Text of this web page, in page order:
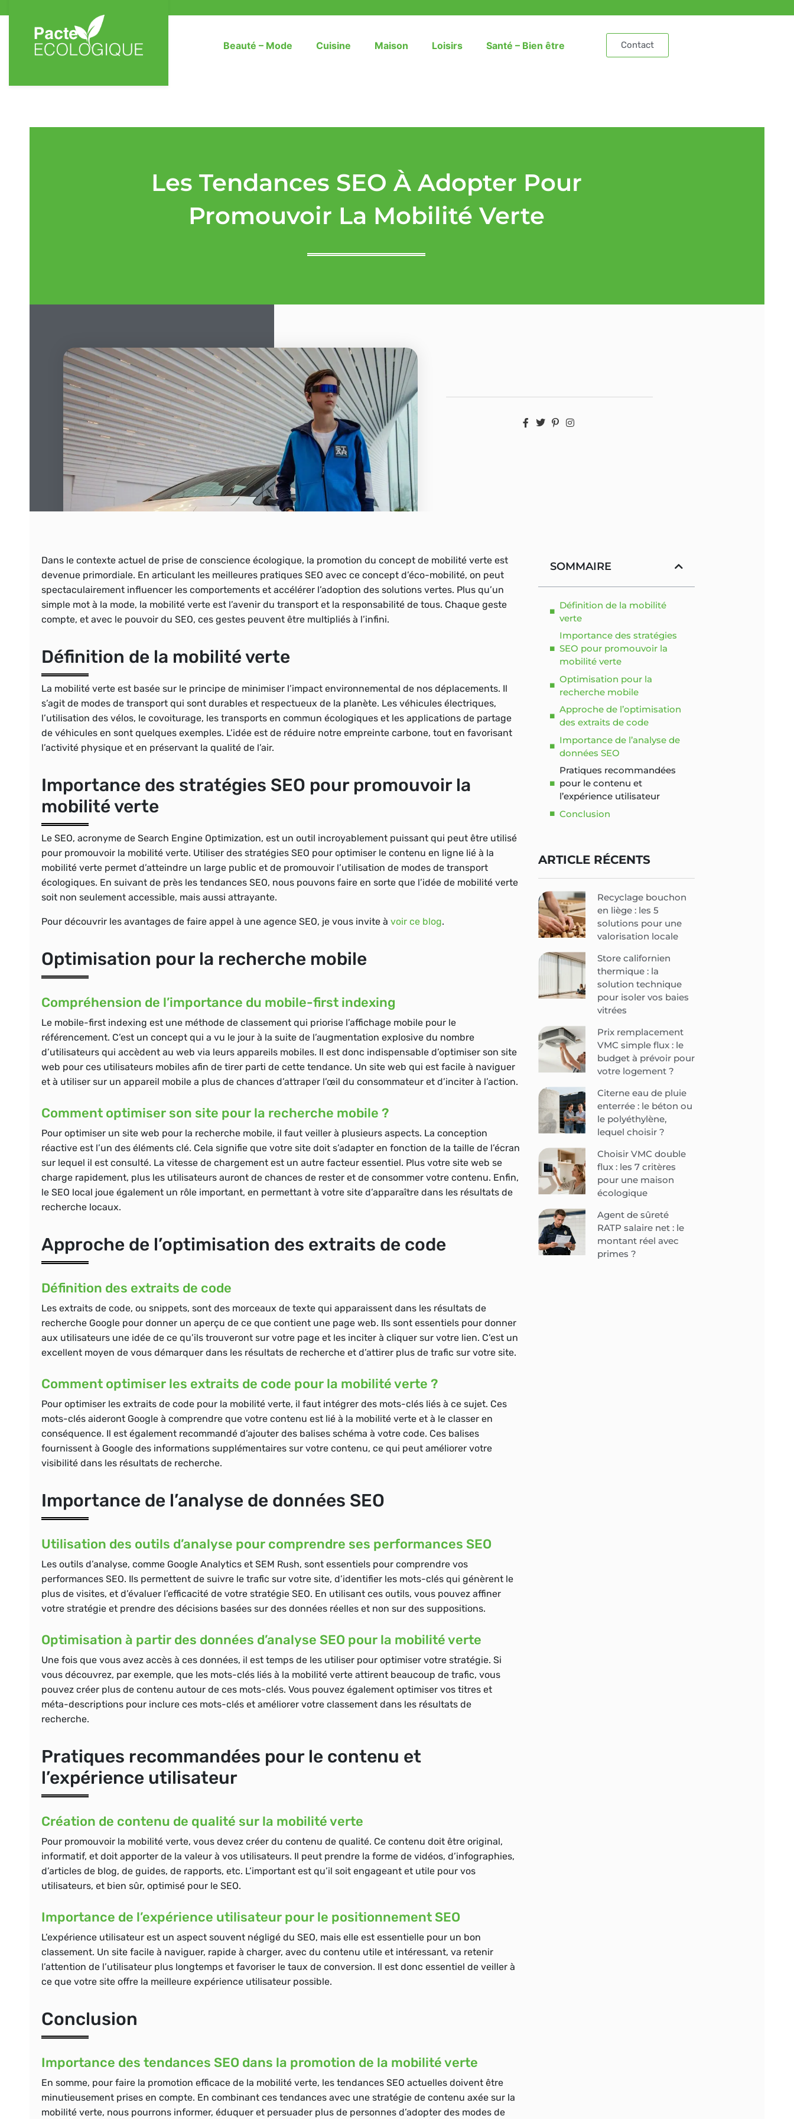
Beauté – Mode Cuisine Maison Loisirs Santé – Bien être Contact
Les Tendances SEO À Adopter Pour
Promouvoir La Mobilité Verte
Dans le contexte actuel de prise de conscience écologique, la promotion du concept de mobilité verte est
devenue primordiale. En articulant les meilleures pratiques SEO avec ce concept d’éco-mobilité, on peut
spectaculairement influencer les comportements et accélérer l’adoption des solutions vertes. Plus qu’un
simple mot à la mode, la mobilité verte est l’avenir du transport et la responsabilité de tous. Chaque geste
compte, et avec le pouvoir du SEO, ces gestes peuvent être multipliés à l’infini.
Définition de la mobilité verte
La mobilité verte est basée sur le principe de minimiser l’impact environnemental de nos déplacements. Il
s’agit de modes de transport qui sont durables et respectueux de la planète. Les véhicules électriques,
l’utilisation des vélos, le covoiturage, les transports en commun écologiques et les applications de partage
de véhicules en sont quelques exemples. L’idée est de réduire notre empreinte carbone, tout en favorisant
l’activité physique et en préservant la qualité de l’air.
Importance des stratégies SEO pour promouvoir la
mobilité verte
Le SEO, acronyme de Search Engine Optimization, est un outil incroyablement puissant qui peut être utilisé
pour promouvoir la mobilité verte. Utiliser des stratégies SEO pour optimiser le contenu en ligne lié à la
mobilité verte permet d’atteindre un large public et de promouvoir l’utilisation de modes de transport
écologiques. En suivant de près les tendances SEO, nous pouvons faire en sorte que l’idée de mobilité verte
soit non seulement accessible, mais aussi attrayante.
Pour découvrir les avantages de faire appel à une agence SEO, je vous invite à voir ce blog.
Optimisation pour la recherche mobile
Compréhension de l’importance du mobile-first indexing
Le mobile-first indexing est une méthode de classement qui priorise l’affichage mobile pour le
référencement. C’est un concept qui a vu le jour à la suite de l’augmentation explosive du nombre
d’utilisateurs qui accèdent au web via leurs appareils mobiles. Il est donc indispensable d’optimiser son site
web pour ces utilisateurs mobiles afin de tirer parti de cette tendance. Un site web qui est facile à naviguer
et à utiliser sur un appareil mobile a plus de chances d’attraper l’œil du consommateur et d’inciter à l’action.
Comment optimiser son site pour la recherche mobile ?
Pour optimiser un site web pour la recherche mobile, il faut veiller à plusieurs aspects. La conception
réactive est l’un des éléments clé. Cela signifie que votre site doit s’adapter en fonction de la taille de l’écran
sur lequel il est consulté. La vitesse de chargement est un autre facteur essentiel. Plus votre site web se
charge rapidement, plus les utilisateurs auront de chances de rester et de consommer votre contenu. Enfin,
le SEO local joue également un rôle important, en permettant à votre site d’apparaître dans les résultats de
recherche locaux.
Approche de l’optimisation des extraits de code
Définition des extraits de code
Les extraits de code, ou snippets, sont des morceaux de texte qui apparaissent dans les résultats de
recherche Google pour donner un aperçu de ce que contient une page web. Ils sont essentiels pour donner
aux utilisateurs une idée de ce qu’ils trouveront sur votre page et les inciter à cliquer sur votre lien. C’est un
excellent moyen de vous démarquer dans les résultats de recherche et d’attirer plus de trafic sur votre site.
Comment optimiser les extraits de code pour la mobilité verte ?
Pour optimiser les extraits de code pour la mobilité verte, il faut intégrer des mots-clés liés à ce sujet. Ces
mots-clés aideront Google à comprendre que votre contenu est lié à la mobilité verte et à le classer en
conséquence. Il est également recommandé d’ajouter des balises schéma à votre code. Ces balises
fournissent à Google des informations supplémentaires sur votre contenu, ce qui peut améliorer votre
visibilité dans les résultats de recherche.
Importance de l’analyse de données SEO
Utilisation des outils d’analyse pour comprendre ses performances SEO
Les outils d’analyse, comme Google Analytics et SEM Rush, sont essentiels pour comprendre vos
performances SEO. Ils permettent de suivre le trafic sur votre site, d’identifier les mots-clés qui génèrent le
plus de visites, et d’évaluer l’efficacité de votre stratégie SEO. En utilisant ces outils, vous pouvez affiner
votre stratégie et prendre des décisions basées sur des données réelles et non sur des suppositions.
Optimisation à partir des données d’analyse SEO pour la mobilité verte
Une fois que vous avez accès à ces données, il est temps de les utiliser pour optimiser votre stratégie. Si
vous découvrez, par exemple, que les mots-clés liés à la mobilité verte attirent beaucoup de trafic, vous
pouvez créer plus de contenu autour de ces mots-clés. Vous pouvez également optimiser vos titres et
méta-descriptions pour inclure ces mots-clés et améliorer votre classement dans les résultats de
recherche.
Pratiques recommandées pour le contenu et
l’expérience utilisateur
Création de contenu de qualité sur la mobilité verte
Pour promouvoir la mobilité verte, vous devez créer du contenu de qualité. Ce contenu doit être original,
informatif, et doit apporter de la valeur à vos utilisateurs. Il peut prendre la forme de vidéos, d’infographies,
d’articles de blog, de guides, de rapports, etc. L’important est qu’il soit engageant et utile pour vos
utilisateurs, et bien sûr, optimisé pour le SEO.
Importance de l’expérience utilisateur pour le positionnement SEO
L’expérience utilisateur est un aspect souvent négligé du SEO, mais elle est essentielle pour un bon
classement. Un site facile à naviguer, rapide à charger, avec du contenu utile et intéressant, va retenir
l’attention de l’utilisateur plus longtemps et favoriser le taux de conversion. Il est donc essentiel de veiller à
ce que votre site offre la meilleure expérience utilisateur possible.
Conclusion
Importance des tendances SEO dans la promotion de la mobilité verte
En somme, pour faire la promotion efficace de la mobilité verte, les tendances SEO actuelles doivent être
minutieusement prises en compte. En combinant ces tendances avec une stratégie de contenu axée sur la
mobilité verte, nous pourrons informer, éduquer et persuader plus de personnes d’adopter des modes de
SOMMAIRE
Définition de la mobilité
verte
Importance des stratégies
SEO pour promouvoir la
mobilité verte
Optimisation pour la
recherche mobile
Approche de l’optimisation
des extraits de code
Importance de l’analyse de
données SEO
Pratiques recommandées
pour le contenu et
l’expérience utilisateur
Conclusion
ARTICLE RÉCENTS
Recyclage bouchon
en liège : les 5
solutions pour une
valorisation locale
Store californien
thermique : la
solution technique
pour isoler vos baies
vitrées
Prix remplacement
VMC simple flux : le
budget à prévoir pour
votre logement ?
Citerne eau de pluie
enterrée : le béton ou
le polyéthylène,
lequel choisir ?
Choisir VMC double
flux : les 7 critères
pour une maison
écologique
Agent de sûreté
RATP salaire net : le
montant réel avec
primes ?